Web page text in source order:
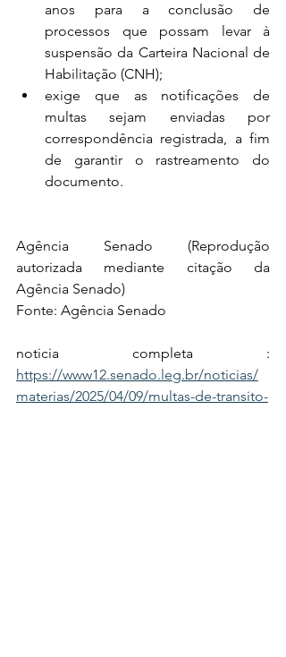
anos para a conclusão de
processos que possam levar à
suspensão da Carteira Nacional de
Habilitação (CNH);
exige que as notificações de
multas sejam enviadas por
correspondência registrada, a fim
de garantir o rastreamento do
documento.
Agência Senado (Reprodução
autorizada mediante citação da
Agência Senado)
Fonte: Agência Senado
https://www12.senado.leg.br/noticias/
materias/2025/04/09/multas-de-transito-